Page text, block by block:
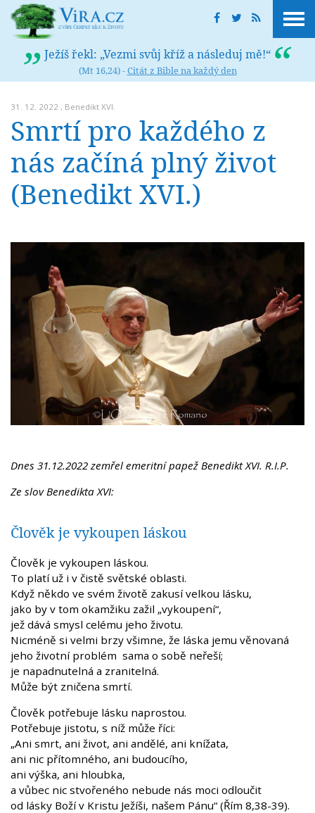
Ježíš řekl: „Vezmi svůj kříž a následuj mě!“
(Mt 16,24) -Citát z Bible na každý den
31. 12. 2022 , Benedikt XVI.
Smrtí pro každého z
nás začíná plný život
(Benedikt XVI.)
Dnes 31.12.2022 zemřel emeritní papež Benedikt XVI. R.I.P.
Ze slov Benedikta XVI:
Člověk je vykoupen láskou
Člověk je vykoupen láskou.
To platí už i v čistě světské oblasti.
Když někdo ve svém životě zakusí velkou lásku,
jako by v tom okamžiku zažil „vykoupení“,
jež dává smysl celému jeho životu.
Nicméně si velmi brzy všimne, že láska jemu věnovaná
jeho životní problém sama o sobě neřeší;
je napadnutelná a zranitelná.
Může být zničena smrtí.
Člověk potřebuje lásku naprostou.
Potřebuje jistotu, s níž může říci:
„Ani smrt, ani život, ani andělé, ani knížata,
ani nic přítomného, ani budoucího,
ani výška, ani hloubka,
a vůbec nic stvořeného nebude nás moci odloučit
od lásky Boží v Kristu Ježíši, našem Pánu“ (Řím 8,38-39).